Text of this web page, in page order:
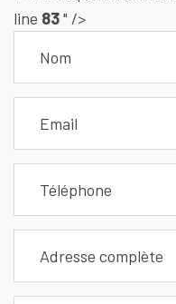
line 83" />